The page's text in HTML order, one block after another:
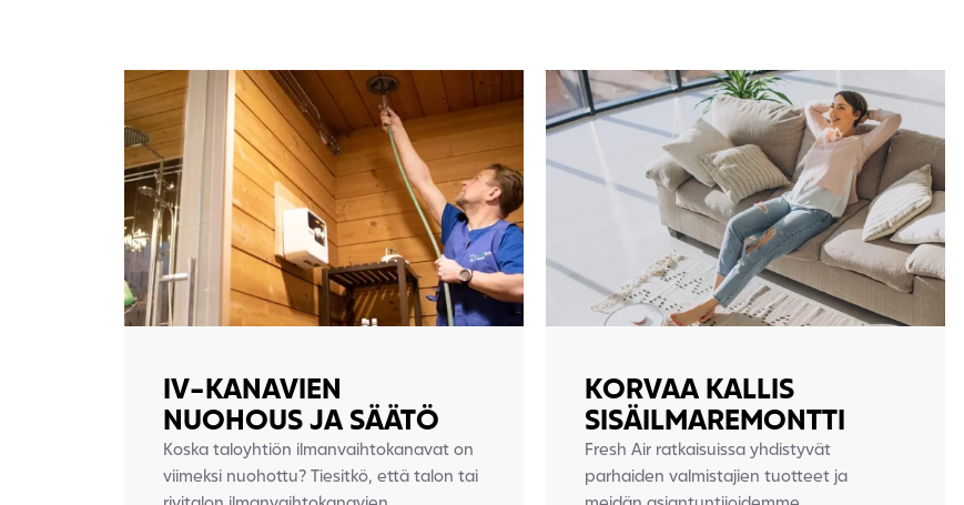
IV-KANAVIEN
NUOHOUS JA SÄÄTÖ
Koska taloyhtiön ilmanvaihtokanavat on
viimeksi nuohottu? Tiesitkö, että talon tai
KORVAA KALLIS
SISÄILMAREMONTTI
Fresh Air ratkaisuissa yhdistyvät
parhaiden valmistajien tuotteet ja